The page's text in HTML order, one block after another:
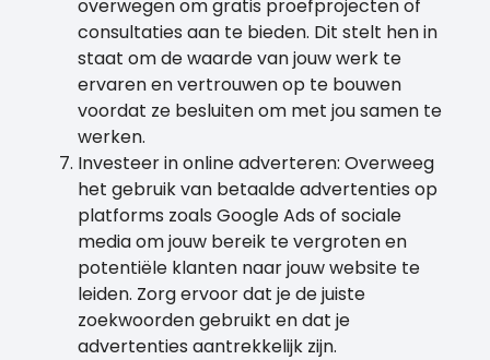
overwegen om gratis proefprojecten of
consultaties aan te bieden. Dit stelt hen in
staat om de waarde van jouw werk te
ervaren en vertrouwen op te bouwen
voordat ze besluiten om met jou samen te
werken.
Investeer in online adverteren: Overweeg
het gebruik van betaalde advertenties op
platforms zoals Google Ads of sociale
media om jouw bereik te vergroten en
potentiële klanten naar jouw website te
leiden. Zorg ervoor dat je de juiste
zoekwoorden gebruikt en dat je
advertenties aantrekkelijk zijn.